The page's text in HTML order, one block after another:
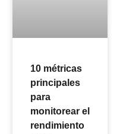
10 métricas
principales
para
monitorear el
rendimiento